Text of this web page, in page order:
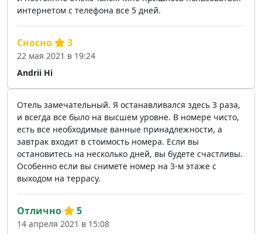
интернетом с телефона все 5 дней.
Andrii Hi
Сносно 3
22 мая 2021 в 19:24
Отель замечательный. Я останавливался здесь 3 раза,
и всегда все было на высшем уровне. В номере чисто,
есть все необходимые ванные принадлежности, а
завтрак входит в стоимость номера. Если вы
остановитесь на несколько дней, вы будете счастливы.
Особенно если вы снимете номер на 3-м этаже с
выходом на террасу.
Отлично 5
14 апреля 2021 в 15:08